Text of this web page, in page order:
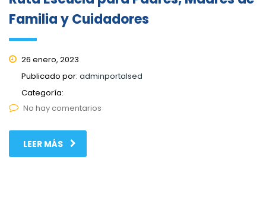
Familia y Cuidadores
26 enero, 2023
Publicado por: adminportalsed
Categoría:
No hay comentarios
LEER MÁS